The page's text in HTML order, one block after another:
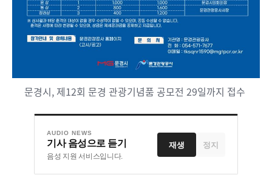
문경시, 제12회 문경 관광기념품 공모전 29일까지 접수
AUDIO NEWS
기사 음성으로 듣기
음성 지원 서비스입니다.
재생 정지